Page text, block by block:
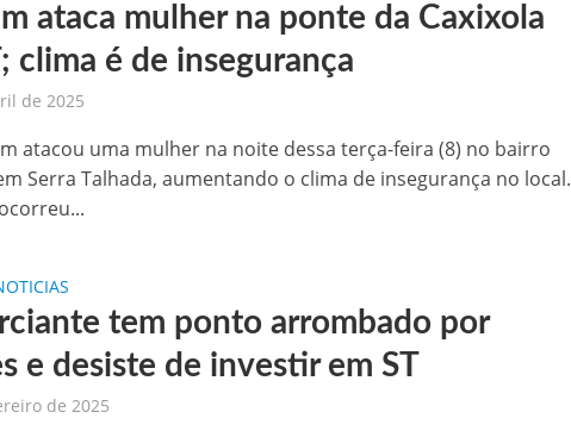
sementes e destaca parceria estratégica com Raquel Lyra e Marconi Santana
nesta terça-feira (03)
com seis minicomputadores pelo Governo do Estado
BR-407, em Petrolina
ataca mulher na ponte da Caxixola
clima é de insegurança
de 2025
atacou uma mulher na noite dessa terça-feira (8) no bairro
Serra Talhada, aumentando o clima de insegurança no local.
tem ponto arrombado por
e desiste de investir em ST
de 2025